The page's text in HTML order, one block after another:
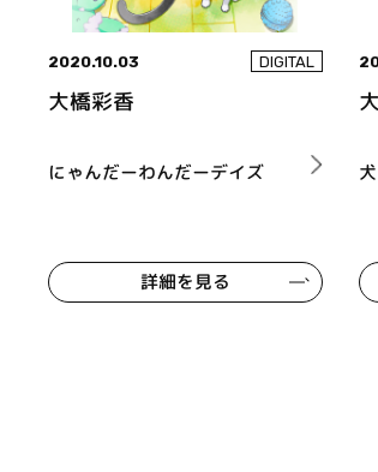
2020.10.03 DIGITAL
大橋彩香
にゃんだーわんだーデイズ
詳細を見る